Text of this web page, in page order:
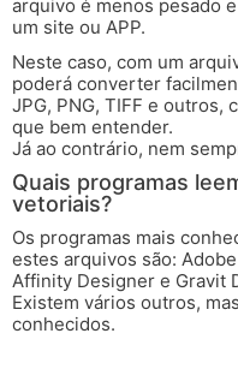
arquivo é menos pesado
um site ou APP.
Neste caso, com um
poderá converter
JPG, PNG, TIFF e outros,
que bem entender.
Já ao contrário, nem
Quais programas
vetoriais?
Os programas mais
estes arquivos são:
Affinity Designer e Gravit
Existem vários outros,
conhecidos.